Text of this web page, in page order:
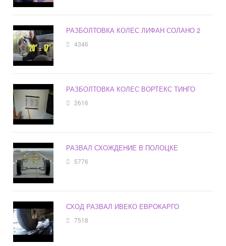
РАЗБОЛТОВКА КОЛЕС ЛИФАН СОЛАНО 2
4346
РАЗБОЛТОВКА КОЛЕС ВОРТЕКС ТИНГО
2616
РАЗВАЛ СХОЖДЕНИЕ В ПОЛОЦКЕ
5776
СХОД РАЗВАЛ ИВЕКО ЕВРОКАРГО
7518